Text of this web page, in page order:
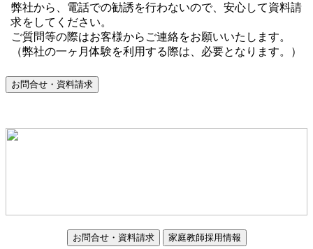
弊社から、電話での勧誘を行わないので、安心して資料請
求をしてください。
ご質問等の際はお客様からご連絡をお願いいたします。
（弊社の一ヶ月体験を利用する際は、必要となります。）
お問合せ・資料請求
お問合せ・資料請求 家庭教師採用情報